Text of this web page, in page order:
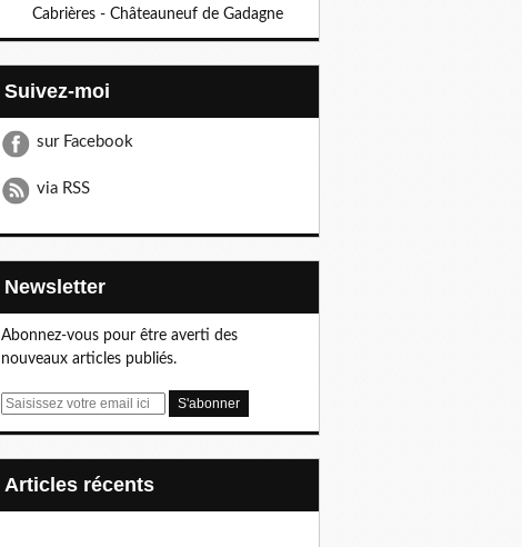
Cabrières - Châteauneuf de Gadagne
Suivez-moi
sur Facebook
via RSS
Newsletter
Abonnez-vous pour être averti des
nouveaux articles publiés.
E
articles récents